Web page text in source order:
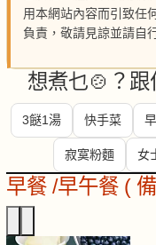
用本網站內容而引致任
負責，敬請見諒並請自
想煮乜🍲？跟
3餸1湯 快手菜
寂寞粉麵 女
早餐 /早午餐 (